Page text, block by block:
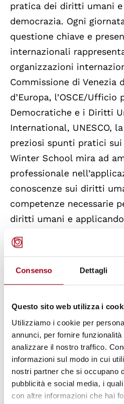
Consenso Dettagli
Questo sito web utilizza i
Utilizziamo i cookie per
annunci, per fornire
analizzare il nostro traffico.
informazioni sul modo in cui
nostri partner che si occupano
pubblicità e social media, i
con altre informazioni che hai
pratica dei diritti umani e
democrazia. Ogni
questione chiave e
internazionali
organizzazioni
Commissione di Venezia
d’Europa, l’OSCE/
Democratiche e i Diritti
International, UNESCO,
preziosi spunti pratici
Winter School mira ad
professionale
conoscenze sui diritti
competenze necessarie
diritti umani e
in esercitazioni pratiche
reali.
Sede, lingua e
Le attività si svolgeranno
Centro di Ateneo per i
Papisca” - Università di
Pellegrino, 28 Padova,
La lingua di lavoro è